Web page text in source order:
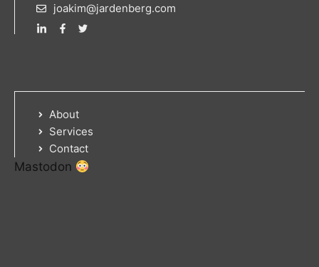
joakim@jardenberg.com
About
Services
Contact
Mastodon